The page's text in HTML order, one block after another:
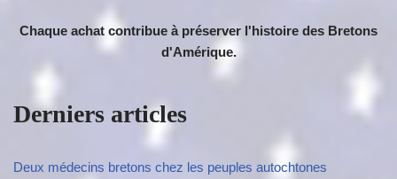
Chaque achat contribue à préserver l'histoire des Bretons
d'Amérique.
Derniers articles
Deux médecins bretons chez les peuples autochtones